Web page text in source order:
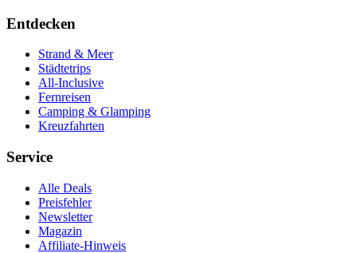
Entdecken
Strand & Meer
Städtetrips
All-Inclusive
Fernreisen
Camping & Glamping
Kreuzfahrten
Service
Alle Deals
Preisfehler
Newsletter
Magazin
Affiliate-Hinweis